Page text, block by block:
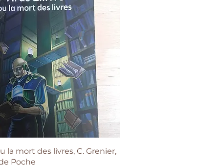
Quick View
la mort des livres, C. Grenier,
Poche